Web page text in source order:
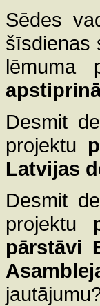
Sēdes
šīsdienas
lēmuma
Desmit
projektu
Latvijas
Desmit
projektu
pārstāvi